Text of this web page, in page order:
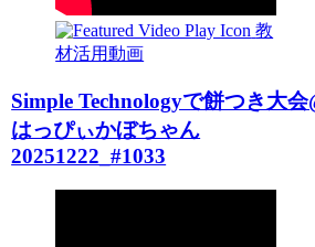
教
材活用動画
Simple Technologyで餅つき大会
はっぴぃかぼちゃん
20251222_#1033